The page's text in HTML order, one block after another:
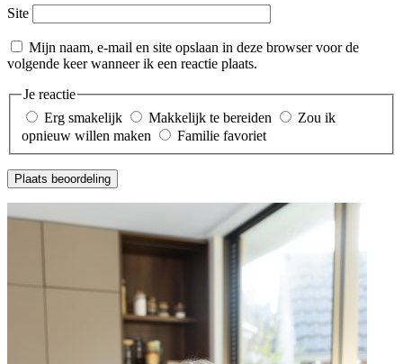
Site
Mijn naam, e-mail en site opslaan in deze browser voor de
volgende keer wanneer ik een reactie plaats.
Je reactie
Erg smakelijk
Makkelijk te bereiden
Zou ik
opnieuw willen maken
Familie favoriet
Plaats beoordeling